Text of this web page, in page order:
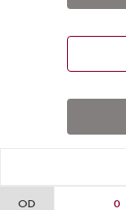
OD